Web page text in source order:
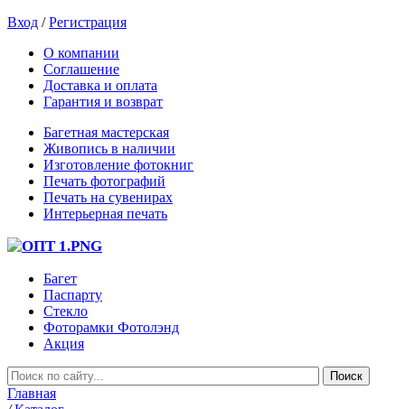
Вход /Регистрация
О компании
Соглашение
Доставка и оплата
Гарантия и возврат
Багетная мастерская
Живопись в наличии
Изготовление фотокниг
Печать фотографий
Печать на сувенирах
Интерьерная печать
Багет
Паспарту
Стекло
Фоторамки Фотолэнд
Акция
Главная